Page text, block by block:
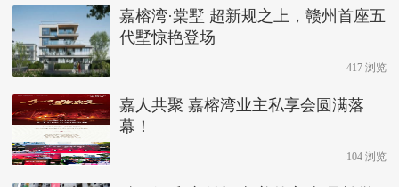
嘉榕湾·棠墅 超新规之上，赣州首座五
代墅惊艳登场
417 浏览
嘉人共聚 嘉榕湾业主私享会圆满落
幕！
104 浏览